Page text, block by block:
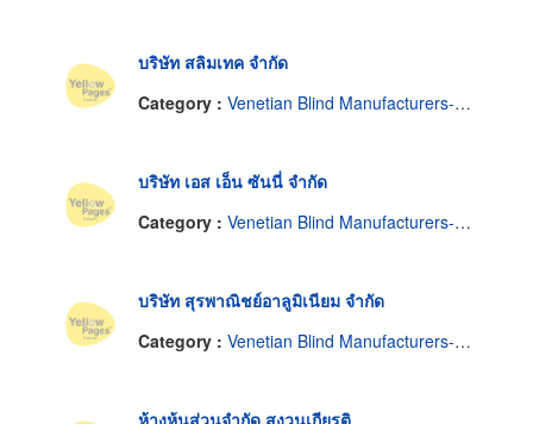
บริษัท สลิมเทค จำกัด
Category : Venetian Blind Manufacturers-Wholesale
บริษัท เอส เอ็น ซันนี่ จำกัด
Category : Venetian Blind Manufacturers-Wholesale
บริษัท สุรพาณิชย์อาลูมิเนียม จำกัด
Category : Venetian Blind Manufacturers-Wholesale